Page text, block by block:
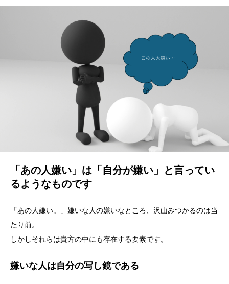
「あの人嫌い」は「自分が嫌い」と言ってい
るようなものです
「あの人嫌い。」嫌いな人の嫌いなところ、沢山みつかるのは当
たり前。
しかしそれらは貴方の中にも存在する要素です。
嫌いな人は自分の写し鏡である